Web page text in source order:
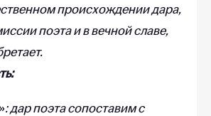
происхождении дара,
поэта и в вечной славе,
»: дар поэта сопоставим с